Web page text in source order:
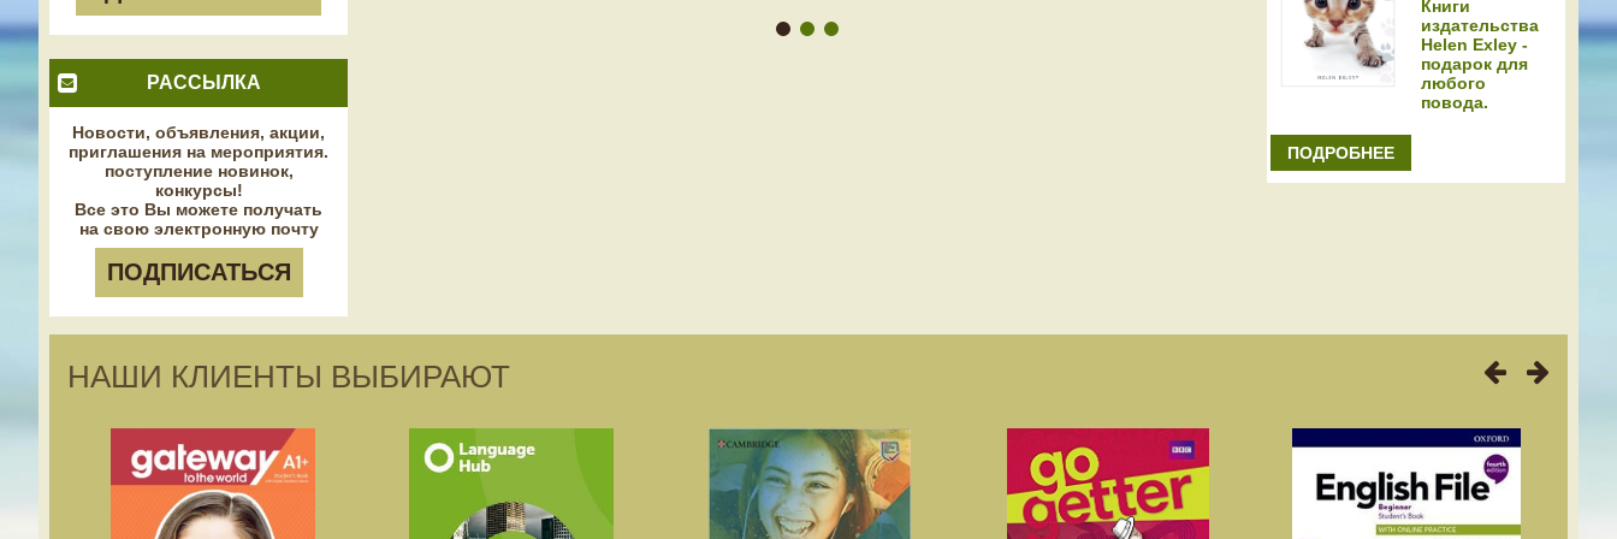
РАССЫЛКА
Новости, объявления, акции,
приглашения на мероприятия.
поступление новинок,
конкурсы!
Все это Вы можете получать
на свою электронную почту
ПОДПИСАТЬСЯ
Книги
издательства
Helen Exley -
подарок для
любого
повода.
ПОДРОБНЕЕ
НАШИ КЛИЕНТЫ ВЫБИРАЮТ